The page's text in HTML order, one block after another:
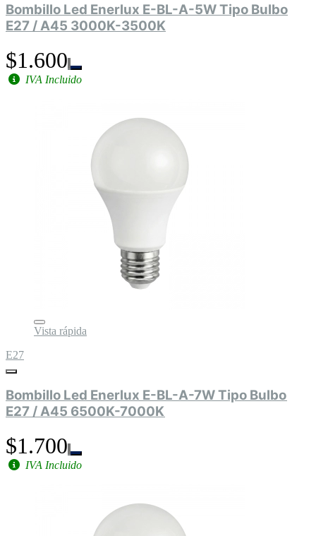
Bombillo Led Enerlux E-BL-A-5W Tipo Bulbo
E27 / A45 3000K-3500K
$1.600
IVA Incluido
Vista rápida
E27
Bombillo Led Enerlux E-BL-A-7W Tipo Bulbo
E27 / A45 6500K-7000K
$1.700
IVA Incluido